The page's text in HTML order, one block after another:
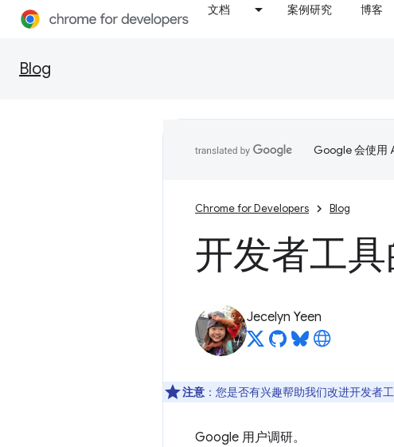
文档 案例研究 博客
Blog
Google 会使用
Chrome for Developers Blog
开发者工
Jecelyn Yeen
注意 ：您是否有兴趣帮助我们改进开发者
Google 用户调研。